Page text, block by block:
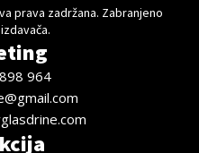
prava zadržana. Zabranjeno
964